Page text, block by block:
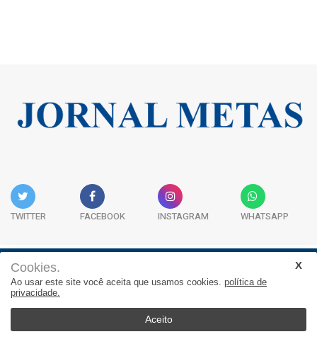
TWITTER FACEBOOK INSTAGRAM WHATSAPP
JORNAL METAS - Rua São José, 253, Sala 302, Centro
Empresarial Atitude - (47) 3332 1620
Cookies.
Ao usar este site você aceita que usamos cookies. política de
privacidade.
Aceito